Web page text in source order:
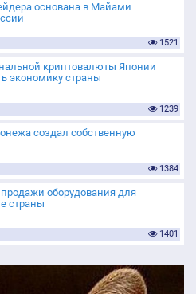
основана в Майами
1521
криптовалюты Японии
экономику страны
1239
создал собственную
1384
оборудования для
страны
1401